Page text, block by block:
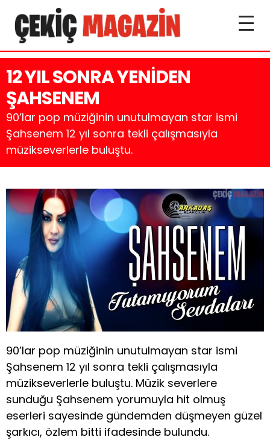
12 YIL SONRA YENİDEN
ŞAHSENEM
90’lar pop müziğinin unutulmayan star ismi
Şahsenem 12 yıl sonra tekli çalışmasıyla
müzikseverlerle buluştu.
90’lar pop müziğinin unutulmayan star ismi
Şahsenem 12 yıl sonra tekli çalışmasıyla
müzikseverlerle buluştu. Müzik severlere
sunduğu Şahsenem yorumuyla hit olmuş
eserleri sayesinde gündemden düşmeyen güzel
şarkıcı, özlem bitti ifadesinde bulundu.